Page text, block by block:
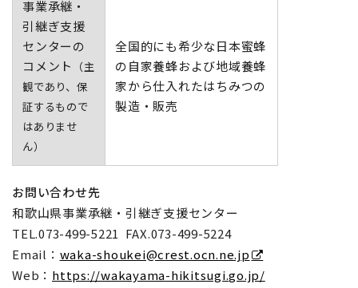
事業承継・
引継ぎ支援
センターの
コメント
（主
観であり、保
証するもので
はありませ
ん）
全国的にも希少な日本蜜蜂
の自家養蜂および地域養蜂
家から仕入れたはちみつの
製造・販売
お問い合わせ先
和歌山県事業承継・引継ぎ支援センター
TEL.073-499-5221 FAX.073-499-5224
Email： waka-shoukei@crest.ocn.ne.jp
Web： https://wakayama-hikitsugi.go.jp/